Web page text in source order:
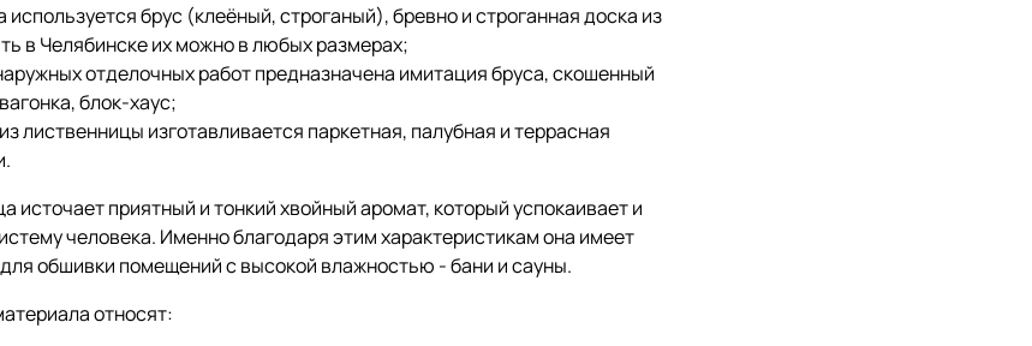
используется брус (клеёный, строганый), бревно и строганная доска из
в Челябинске их можно в любых размерах;
отделочных работ предназначена имитация бруса, скошенный
блок-хаус;
лиственницы изготавливается паркетная, палубная и террасная
источает приятный и тонкий хвойный аромат, который успокаивает и
человека. Именно благодаря этим характеристикам она имеет
обшивки помещений с высокой влажностью - бани и сауны.
относят: